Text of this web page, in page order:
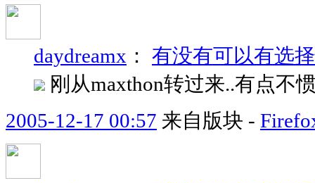
daydreamx ： 有没有可以有选
刚从maxthon转过来..有点不
2005-12-17 00:57 来自版块 -